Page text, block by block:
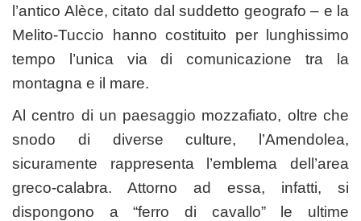
l’antico Alèce, citato dal suddetto geografo – e la
Melito-Tuccio hanno costituito per lunghissimo
tempo l’unica via di comunicazione tra la
montagna e il mare.
Al centro di un paesaggio mozzafiato, oltre che
snodo di diverse culture, l’Amendolea,
sicuramente rappresenta l’emblema dell’area
greco-calabra. Attorno ad essa, infatti, si
dispongono a “ferro di cavallo” le ultime